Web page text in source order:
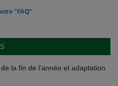
"FAQ"
la fin de l'année et adaptation